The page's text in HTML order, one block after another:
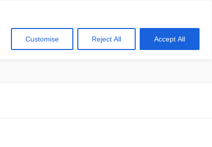
Customise Reject All Accept All